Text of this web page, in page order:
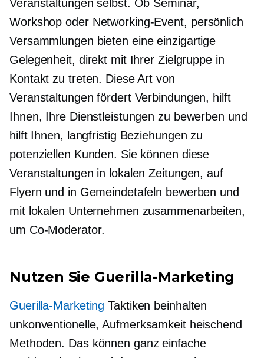
Veranstaltungen selbst. Ob Seminar,
Workshop oder Networking-Event, persönlich
Versammlungen bieten eine einzigartige
Gelegenheit, direkt mit Ihrer Zielgruppe in
Kontakt zu treten. Diese Art von
Veranstaltungen fördert Verbindungen, hilft
Ihnen, Ihre Dienstleistungen zu bewerben und
hilft Ihnen, langfristig Beziehungen zu
potenziellen Kunden. Sie können diese
Veranstaltungen in lokalen Zeitungen, auf
Flyern und in Gemeindetafeln bewerben und
mit lokalen Unternehmen zusammenarbeiten,
um Co-Moderator.
Nutzen Sie Guerilla-Marketing
Guerilla-Marketing Taktiken beinhalten
unkonventionelle,Aufmerksamkeit heischend
Methoden. Das können ganz einfache